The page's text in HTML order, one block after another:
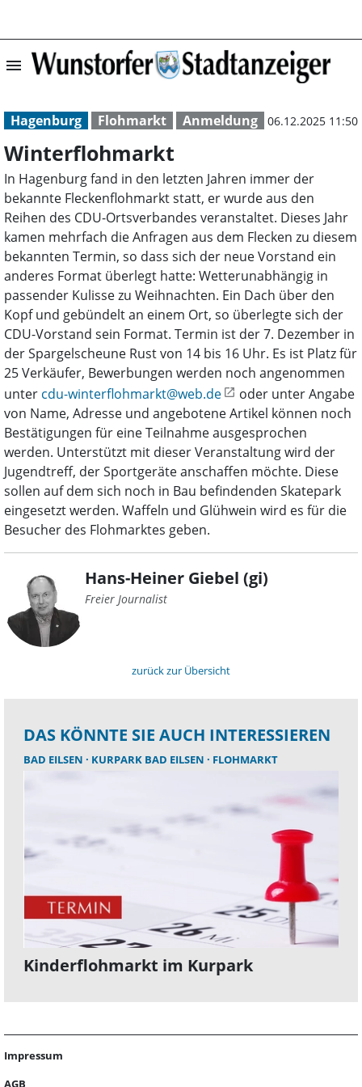
menu
Hagenburg Flohmarkt Anmeldung 06.12.2025 11:50
Winterflohmarkt
In Hagenburg fand in den letzten Jahren immer der
bekannte Fleckenflohmarkt statt, er wurde aus den
Reihen des CDU-Ortsverbandes veranstaltet. Dieses Jahr
kamen mehrfach die Anfragen aus dem Flecken zu diesem
bekannten Termin, so dass sich der neue Vorstand ein
anderes Format überlegt hatte: Wetterunabhängig in
passender Kulisse zu Weihnachten. Ein Dach über den
Kopf und gebündelt an einem Ort, so überlegte sich der
CDU-Vorstand sein Format. Termin ist der 7. Dezember in
der Spargelscheune Rust von 14 bis 16 Uhr. Es ist Platz für
25 Verkäufer, Bewerbungen werden noch angenommen
unter cdu-winterflohmarkt@web.de
oder unter Angabe
von Name, Adresse und angebotene Artikel können noch
Bestätigungen für eine Teilnahme ausgesprochen
werden. Unterstützt mit dieser Veranstaltung wird der
Jugendtreff, der Sportgeräte anschaffen möchte. Diese
sollen auf dem sich noch in Bau befindenden Skatepark
eingesetzt werden. Waffeln und Glühwein wird es für die
Besucher des Flohmarktes geben.
Hans-Heiner Giebel (gi)
Freier Journalist
zurück zur Übersicht
DAS KÖNNTE SIE AUCH INTERESSIEREN
BAD EILSEN KURPARK BAD EILSEN FLOHMARKT
Kinderflohmarkt im Kurpark
Impressum
AGB